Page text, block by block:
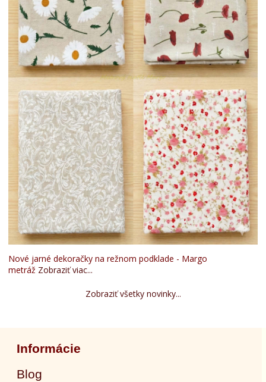
Nové jarné dekoračky na režnom podklade - Margo
metráž Zobraziť viac...
Zobraziť všetky novinky...
Informácie
Blog